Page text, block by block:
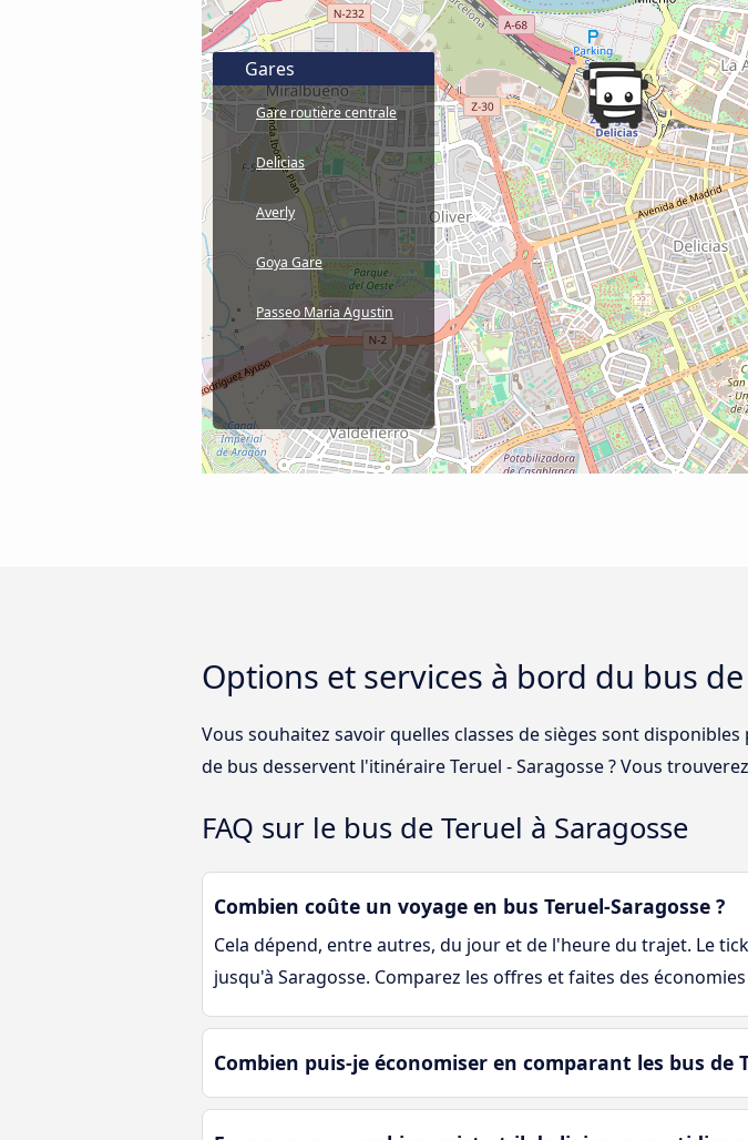
Gares
Gare routière centrale
Delicias
Averly
Goya Gare
Passeo Maria Agustin
Options et services à bord du bus
Vous souhaitez savoir quelles classes de sièges sont
de bus desservent l'itinéraire Teruel - Saragosse ? Vous
FAQ sur le bus de Teruel à Saragosse
Combien coûte un voyage en bus Teruel-Saragosse ?
Cela dépend, entre autres, du jour et de l'heure du trajet. Le
jusqu'à Saragosse. Comparez les offres et faites des économies
Combien puis-je économiser en comparant les bus de